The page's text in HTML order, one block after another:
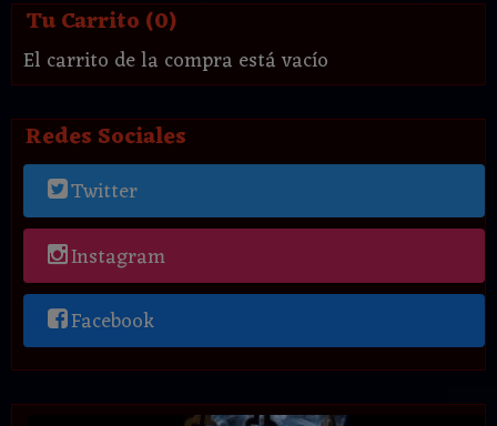
Tu Carrito (0)
El carrito de la compra está vacío
Redes Sociales
Twitter
Instagram
Facebook